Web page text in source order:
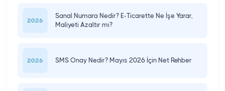
2026
Sanal Numara Nedir? E-Ticarette Ne İşe Yarar,
Maliyeti Azaltır mı?
2026 SMS Onay Nedir? Mayıs 2026 İçin Net Rehber